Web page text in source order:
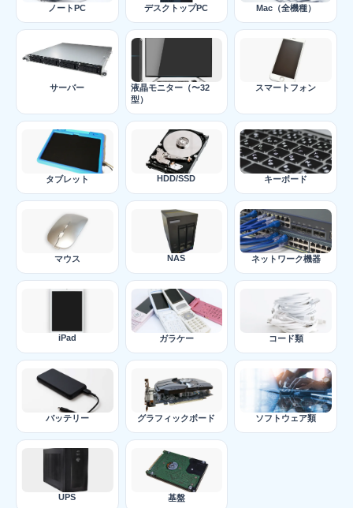
ノートPC デスクトップPC Mac（全機種）
サーバー
液晶モニター（〜32
型）
スマートフォン
タブレット HDD/SSD キーボード
マウス NAS ネットワーク機器
iPad ガラケー コード類
バッテリー グラフィックボード ソフトウェア類
UPS 基盤